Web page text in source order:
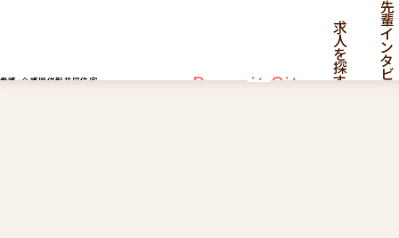
看護・介護提供型共同住宅 Recruit Site
求
人
を
探
す
先
輩
イ
ン
タ
ビ
ュ